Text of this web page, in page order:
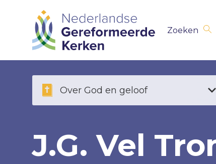
Skip
navigation
Over God en geloof
Zoeken
J.G. Vel